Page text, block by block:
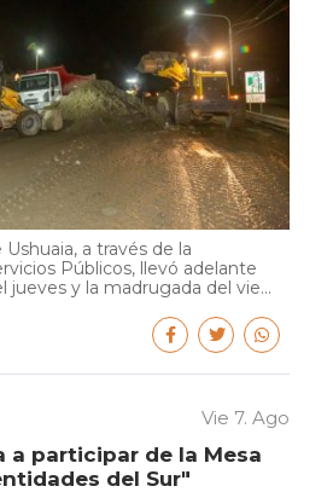
a través de la
Públicos, llevó adelante
jueves y la madrugada del vie...
Vie 7. Ago
a participar de la Mesa
del Sur"